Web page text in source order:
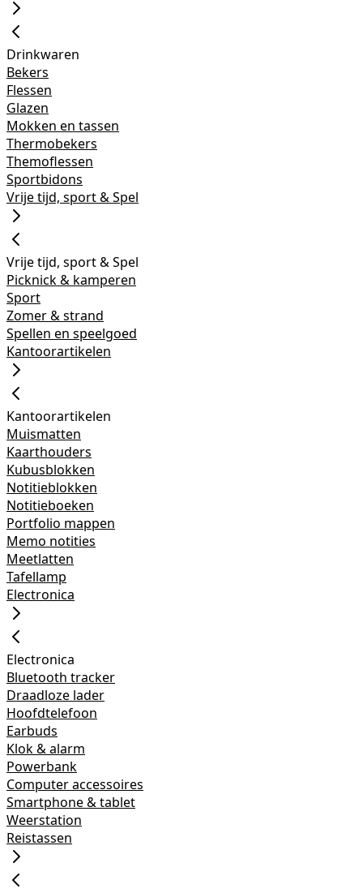
Drinkwaren
Bekers
Flessen
Glazen
Mokken en tassen
Thermobekers
Themoflessen
Sportbidons
Vrije tijd, sport & Spel
Vrije tijd, sport & Spel
Picknick & kamperen
Sport
Zomer & strand
Spellen en speelgoed
Kantoorartikelen
Kantoorartikelen
Muismatten
Kaarthouders
Kubusblokken
Notitieblokken
Notitieboeken
Portfolio mappen
Memo notities
Meetlatten
Tafellamp
Electronica
Electronica
Bluetooth tracker
Draadloze lader
Hoofdtelefoon
Earbuds
Klok & alarm
Powerbank
Computer accessoires
Smartphone & tablet
Weerstation
Reistassen